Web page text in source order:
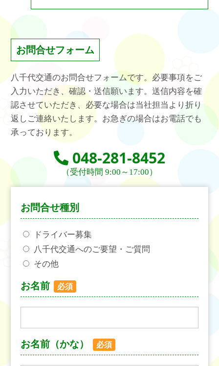
お問合せフォーム
八千代交通のお問合せフォームです。必要事項をご
入力いただき、確認・送信願います。送信内容を確
認させていただき、必要な場合は当社担当より折り
返しご連絡いたします。お急ぎの場合はお電話でも
承っております。
048-281-8452
（受付時間 9:00～17:00）
お問合せ種別
ドライバー募集
八千代交通へのご要望・ご質問
その他
お名前 必須
お名前（かな） 必須